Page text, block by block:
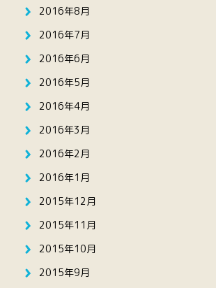
2016年8月
2016年7月
2016年6月
2016年5月
2016年4月
2016年3月
2016年2月
2016年1月
2015年12月
2015年11月
2015年10月
2015年9月